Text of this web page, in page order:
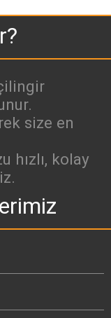
size en
hızlı, kolay